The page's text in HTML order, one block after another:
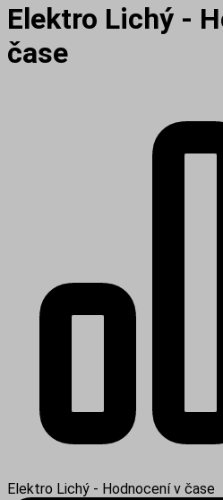
Elektro Lichý -
čase
Elektro Lichý - Hodnocení v čase